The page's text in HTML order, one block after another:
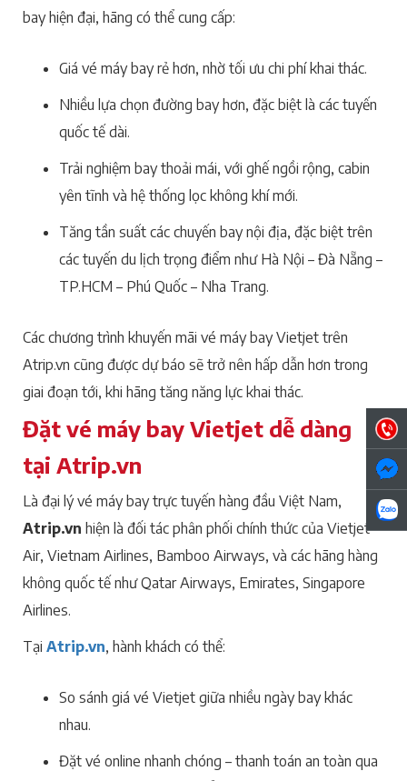
bay hiện đại, hãng có thể cung cấp:
Giá vé máy bay rẻ hơn, nhờ tối ưu chi phí khai thác.
Nhiều lựa chọn đường bay hơn, đặc biệt là các tuyến
quốc tế dài.
Trải nghiệm bay thoải mái, với ghế ngồi rộng, cabin
yên tĩnh và hệ thống lọc không khí mới.
Tăng tần suất các chuyến bay nội địa, đặc biệt trên
các tuyến du lịch trọng điểm như Hà Nội – Đà Nẵng –
TP.HCM – Phú Quốc – Nha Trang.
Các chương trình khuyến mãi vé máy bay Vietjet trên
Atrip.vn cũng được dự báo sẽ trở nên hấp dẫn hơn trong
giai đoạn tới, khi hãng tăng năng lực khai thác.
Đặt vé máy bay Vietjet dễ dàng
tại Atrip.vn
Là đại lý vé máy bay trực tuyến hàng đầu Việt Nam,
Atrip.vn hiện là đối tác phân phối chính thức của Vietjet
Air, Vietnam Airlines, Bamboo Airways, và các hãng hàng
không quốc tế như Qatar Airways, Emirates, Singapore
Airlines.
Tại Atrip.vn, hành khách có thể:
So sánh giá vé Vietjet giữa nhiều ngày bay khác
nhau.
Đặt vé online nhanh chóng – thanh toán an toàn qua